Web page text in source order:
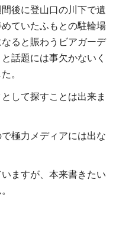
後に登山口の川下で遺
ていたふもとの駐輪場
ると賑わうビアガーデ
話題には事欠かないく
。
して探すことは出来ま
極力メディアには出な
ますが、本来書きたい